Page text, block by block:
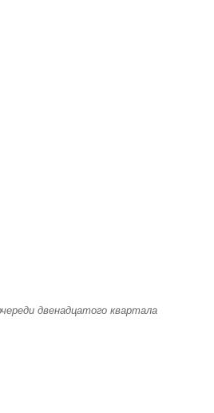
двенадцатого квартала